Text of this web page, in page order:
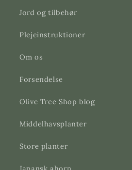
Jord og tilbehør
Plejeinstruktioner
Om os
Forsendelse
Olive Tree Shop blog
Middelhavsplanter
Store planter